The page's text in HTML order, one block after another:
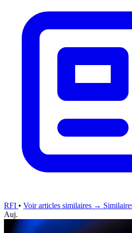
RFI • Voir articles similaires →
Auj.